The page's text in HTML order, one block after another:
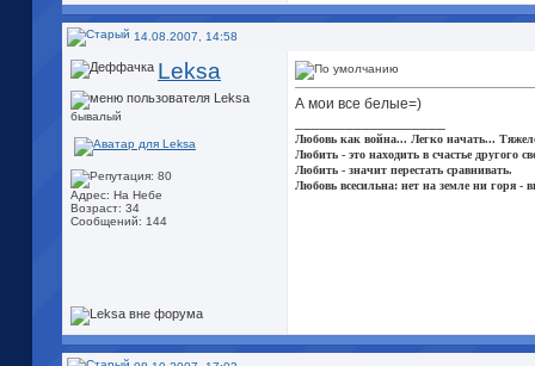
14.08.2007, 14:58
Leksa
бывалый
Адрес: На Небе
Возраст: 34
Сообщений: 144
А мои все белые=)
Любовь как война... Легко начать...
Любить - это находить в счастье другого
Любить - значит перестать сравнивать.
Любовь всесильна: нет на земле ни горя